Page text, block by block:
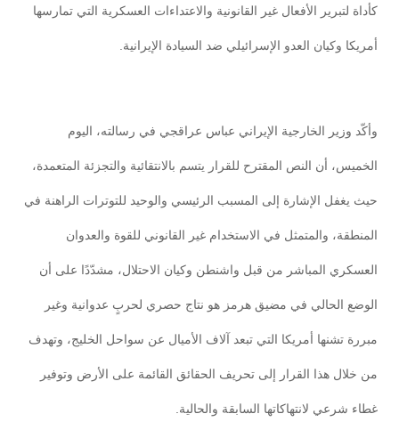
كأداة لتبرير الأفعال غير القانونية والاعتداءات العسكرية التي تمارسها
أمريكا وكيان العدو الإسرائيلي ضد السيادة الإيرانية.
وأكّد وزير الخارجية الإيراني عباس عراقجي في رسالته، اليوم
الخميس، أن النص المقترح للقرار يتسم بالانتقائية والتجزئة المتعمدة،
حيث يغفل الإشارة إلى المسبب الرئيسي والوحيد للتوترات الراهنة في
المنطقة، والمتمثل في الاستخدام غير القانوني للقوة والعدوان
العسكري المباشر من قبل واشنطن وكيان الاحتلال، مشدّدًا على أن
الوضع الحالي في مضيق هرمز هو نتاج حصري لحربٍ عدوانية وغير
مبررة تشنها أمريكا التي تبعد آلاف الأميال عن سواحل الخليج، وتهدف
من خلال هذا القرار إلى تحريف الحقائق القائمة على الأرض وتوفير
غطاء شرعي لانتهاكاتها السابقة والحالية.